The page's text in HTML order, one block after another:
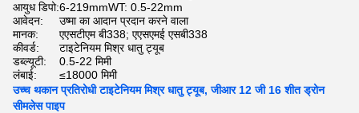
आयुध डिपो:6-219mmWT: 0.5-22mm
आवेदन:
उष्मा का आदान प्रदान करने वाला
मानक:
एएसटीएम बी338; एएसएमई एसबी338
कीवर्ड:
टाइटेनियम मिश्र धातु ट्यूब
डब्ल्यूटी:
0.5-22 मिमी
लंबाई:
≤18000 मिमी
उच्च थकान प्रतिरोधी टाइटेनियम मिश्र धातु ट्यूब, जीआर 12 जी 16 शीत ड्रोन
सीमलेस पाइप